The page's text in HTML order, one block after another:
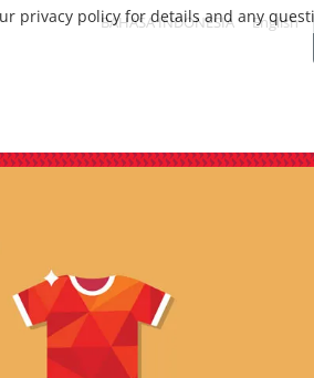
BAHASA INDONESIA English
privacy policy for details and any